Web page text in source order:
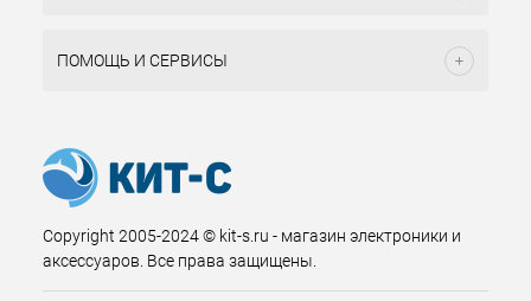
ПОМОЩЬ И СЕРВИСЫ
Copyright 2005-2024 © kit-s.ru - магазин электроники и
аксессуаров. Все права защищены.